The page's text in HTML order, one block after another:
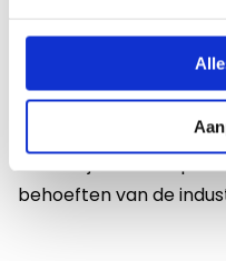
door individuele
leermethoden aan te
technologische
alles draagt bij aan een
behoeften van de